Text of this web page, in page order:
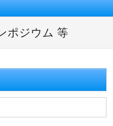
ポジウム 等